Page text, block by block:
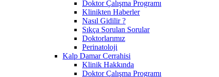
Doktor Çalışma Programı
Klinikten Haberler
Nasıl Gidilir ?
Sıkça Sorulan Sorular
Doktorlarımız
Perinatoloji
Kalp Damar Cerrahisi
Klinik Hakkında
Doktor Çalışma Programı